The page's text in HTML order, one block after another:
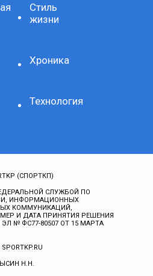
Стиль
жизни
Хроника
Технология
(СПОРТКП)
СЛУЖБОЙ ПО
ИНФОРМАЦИОННЫХ
КОММУНИКАЦИЙ,
И ДАТА ПРИНЯТИЯ РЕШЕНИЯ
№ ФС77-80507 ОТ 15 МАРТА
Н.Н.